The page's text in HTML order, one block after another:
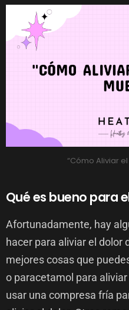
“Cómo Aliviar
Qué es bueno para
Afortunadamente, hay
hacer para aliviar el dolor
mejores cosas que
o paracetamol para
usar una compresa fría